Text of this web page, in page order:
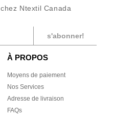
chez Ntextil Canada
s'abonner!
À PROPOS
Moyens de paiement
Nos Services
Adresse de livraison
FAQs